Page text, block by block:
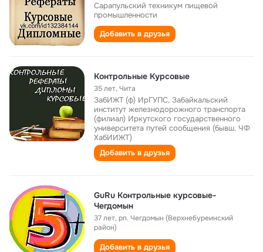
Сарапульский техникум пищевой
промышленности
Добавить в друзья
Контрольные Курсовые
35 лет,Чита
ЗабИЖТ (ф) ИрГУПС, Забайкальский
институт железнодорожного транспорта
(филиал) Иркутского государственного
университета путей сообщения (бывш. ЧФ
ХабИИЖТ)
Добавить в друзья
GuRu Контрольные курсовые-
Чегдомын
37 лет,рп. Чегдомын (Верхнебуреинский
район)
Добавить в друзья